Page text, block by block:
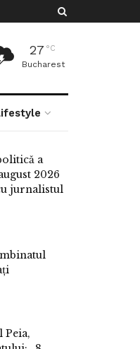
27 °C
Bucharest
a
2026
jurnalistul
Peia,